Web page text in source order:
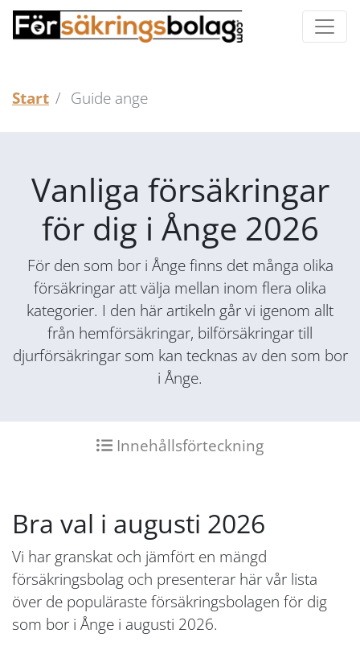
Start Guide ange
Vanliga försäkringar
för dig i Ånge 2026
För den som bor i Ånge finns det många olika
försäkringar att välja mellan inom flera olika
kategorier. I den här artikeln går vi igenom allt
från hemförsäkringar, bilförsäkringar till
djurförsäkringar som kan tecknas av den som bor
i Ånge.
Innehållsförteckning
Bra val i augusti 2026
Vi har granskat och jämfört en mängd
försäkringsbolag och presenterar här vår lista
över de populäraste försäkringsbolagen för dig
som bor i Ånge i augusti 2026.